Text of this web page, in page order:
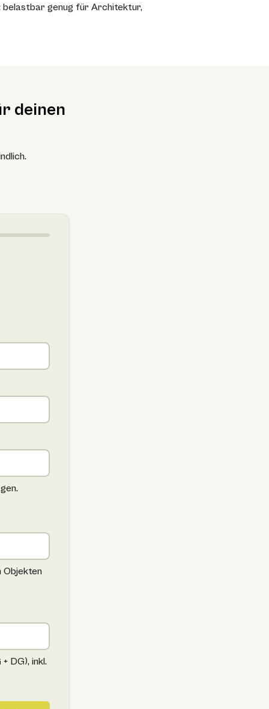
belastbar genug für Architektur,
deinen
Objekten
DG), inkl.